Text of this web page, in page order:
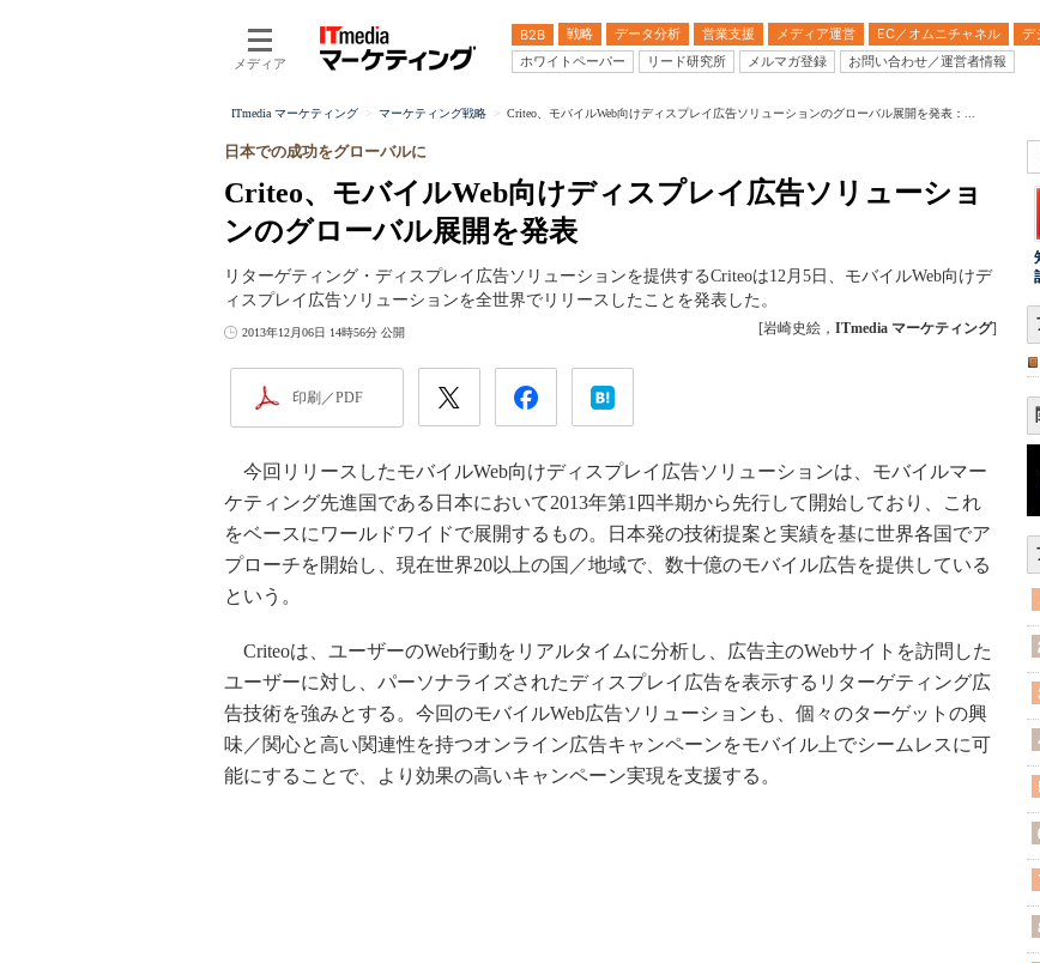
メディア
B2B 戦略 データ分析 営業支援 メディア運営 EC／オムニチャネル デ
ホワイトペーパー
リード研究所 メルマガ登録 お問い合わせ／運営者情報
ITmedia マーケティング マーケティング戦略 Criteo、モバイルWeb向けディスプレイ広告ソリューションのグローバル展開を発表：...
Criteo、モバイルWeb向けディスプレイ広告ソリューショ
ンのグローバル展開を発表
日本での成功をグローバルに
リターゲティング・ディスプレイ広告ソリューションを提供するCriteoは12月5日、モバイルWeb向けデ
ィスプレイ広告ソリューションを全世界でリリースしたことを発表した。
2013年12月06日 14時56分 公開 [岩崎史絵， ITmedia マーケティング]
印刷／PDF
今回リリースしたモバイルWeb向けディスプレイ広告ソリューションは、モバイルマー
ケティング先進国である日本において2013年第1四半期から先行して開始しており、これ
をベースにワールドワイドで展開するもの。日本発の技術提案と実績を基に世界各国でア
プローチを開始し、現在世界20以上の国／地域で、数十億のモバイル広告を提供している
という。
Criteoは、ユーザーのWeb行動をリアルタイムに分析し、広告主のWebサイトを訪問した
ユーザーに対し、パーソナライズされたディスプレイ広告を表示するリターゲティング広
告技術を強みとする。今回のモバイルWeb広告ソリューションも、個々のターゲットの興
味／関心と高い関連性を持つオンライン広告キャンペーンをモバイル上でシームレスに可
能にすることで、より効果の高いキャンペーン実現を支援する。